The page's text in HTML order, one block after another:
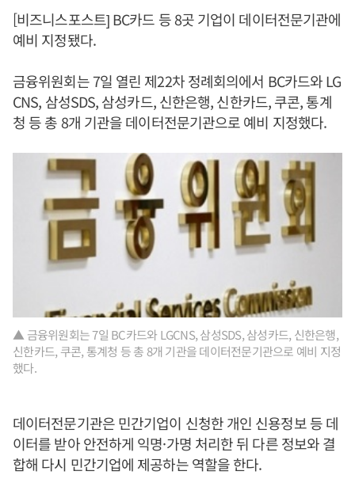
[비즈니스포스트] BC카드 등 8곳 기업이 데이터전문기관에
예비 지정됐다.
금융위원회는 7일 열린 제22차 정례회의에서 BC카드와 LG
CNS, 삼성SDS, 삼성카드, 신한은행, 신한카드, 쿠콘, 통계
청 등 총 8개 기관을 데이터전문기관으로 예비 지정했다.
▲ 금융위원회는 7일 BC카드와 LGCNS, 삼성SDS, 삼성카드, 신한은행,
신한카드, 쿠콘, 통계청 등 총 8개 기관을 데이터전문기관으로 예비 지정
했다.
데이터전문기관은 민간기업이 신청한 개인 신용정보 등 데
이터를 받아 안전하게 익명·가명 처리한 뒤 다른 정보와 결
합해 다시 민간기업에 제공하는 역할을 한다.